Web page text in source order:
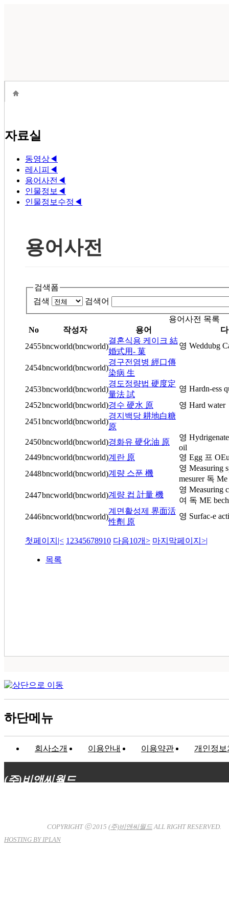
자료실
동영상◀
레시피 ◀
용어사전 ◀
인물정보 ◀
인물정보수정 ◀
용어사전
검색폼
검색
검색어
용어사전 목록
No
작성자 용어
2455bncworld(bncworld)
결혼식용 케이크 結
婚式用- 菓
영 Weddubg
2454bncworld(bncworld)
경구전염병 經口傳
染病 生
2453bncworld(bncworld)
경도정량법 硬度定
量法 試
영 Hardn-ess
2452bncworld(bncworld)경수 硬水 原
영 Hard water
2451 bncworld(bncworld)
경지백당 耕地白糖
原
2450bncworld(bncworld)경화유 硬化油 原
영
oil
2449bncworld(bncworld)계란 原
영 Egg 프
2448bncworld(bncworld)계량 스푼 機
영 Measuring
mesurer 독
2447bncworld(bncworld)계량 컵 計量 機
영 Measuring
여 독 ME
2446bncworld(bncworld)
계면활성제 界面活
性劑 原
영 Surfac-e
첫페이지 |< 1 2345678910 다음10개> 마지막페이지 >|
목록
하단메뉴
회사소개 이용안내 이용약관 개인정보
(주)비앤씨월드
COPYRIGHT ⓒ 2015 (주)비앤씨월드ALL RIGHT RESERVED.
HOSTING BY IPLAN